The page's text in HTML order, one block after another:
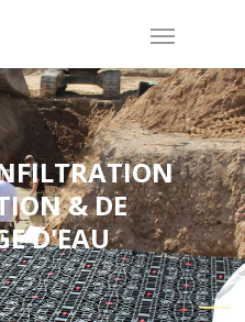
& DE
D'EAU